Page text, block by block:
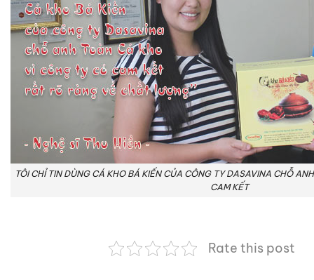
TÔI CHỈ TIN DÙNG CÁ KHO BÁ KIẾN CỦA CÔNG TY DASAVINA CHỖ
CAM KẾT
Rate this post